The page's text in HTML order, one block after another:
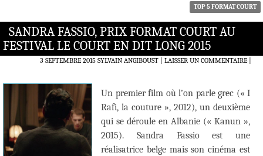
TOP 5 FORMAT COURT
SANDRA FASSIO, PRIX FORMAT COURT AU
FESTIVAL LE COURT EN DIT LONG 2015
3 SEPTEMBRE 2015 SYLVAIN ANGIBOUST LAISSER UN COMMENTAIRE|
Un premier film où l’on parle grec (« I
Rafi, la couture », 2012), un deuxième
qui se déroule en Albanie (« Kanun »,
2015). Sandra Fassio est une
réalisatrice belge mais son cinéma est